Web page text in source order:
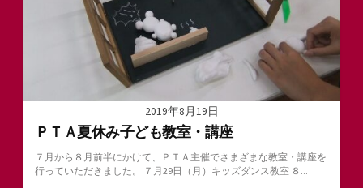
2019年8月19日
ＰＴＡ夏休み子ども教室・講座
７月から８月前半にかけて、ＰＴＡ主催でさまざまな教室・講座を
行っていただきました。 ７月29日（月）キッズダンス教室 ８...